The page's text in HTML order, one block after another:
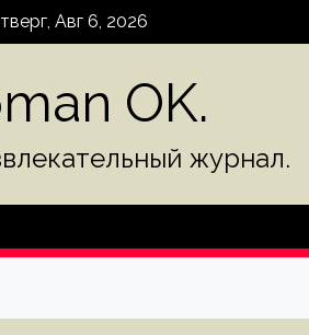
Авг 6, 2026
OK.
журнал.